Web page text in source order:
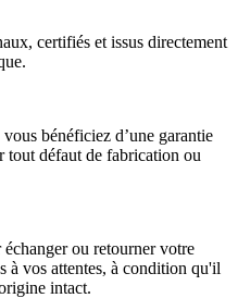
certifiés et issus directement
bénéficiez d’une garantie
tout défaut de fabrication ou
ou retourner votre
à vos attentes, à condition qu'il
intact.